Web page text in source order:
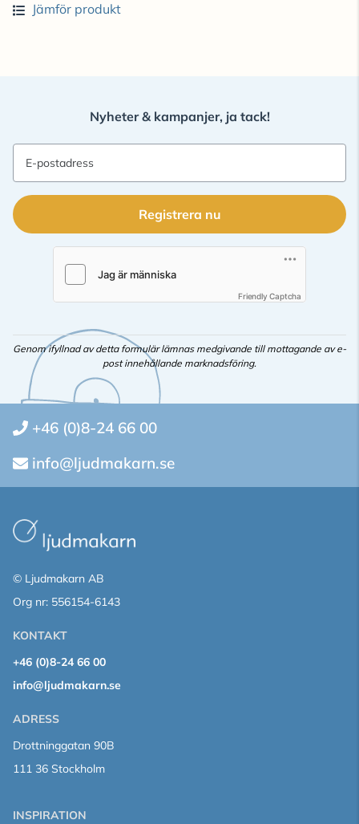
Jämför produkt
Nyheter & kampanjer, ja tack!
E-postadress
Registrera nu
Friendly Captcha
Genom ifyllnad av detta formulär lämnas medgivande till mottagande av e-
post innehållande marknadsföring.
+46 (0)8-24 66 00
info@ljudmakarn.se
© Ljudmakarn AB
Org nr: 556154-6143
KONTAKT
+46 (0)8-24 66 00
info@ljudmakarn.se
ADRESS
Drottninggatan 90B
111 36 Stockholm
INSPIRATION